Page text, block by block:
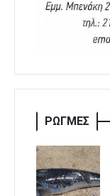
ΡΩΓΜΕΣ